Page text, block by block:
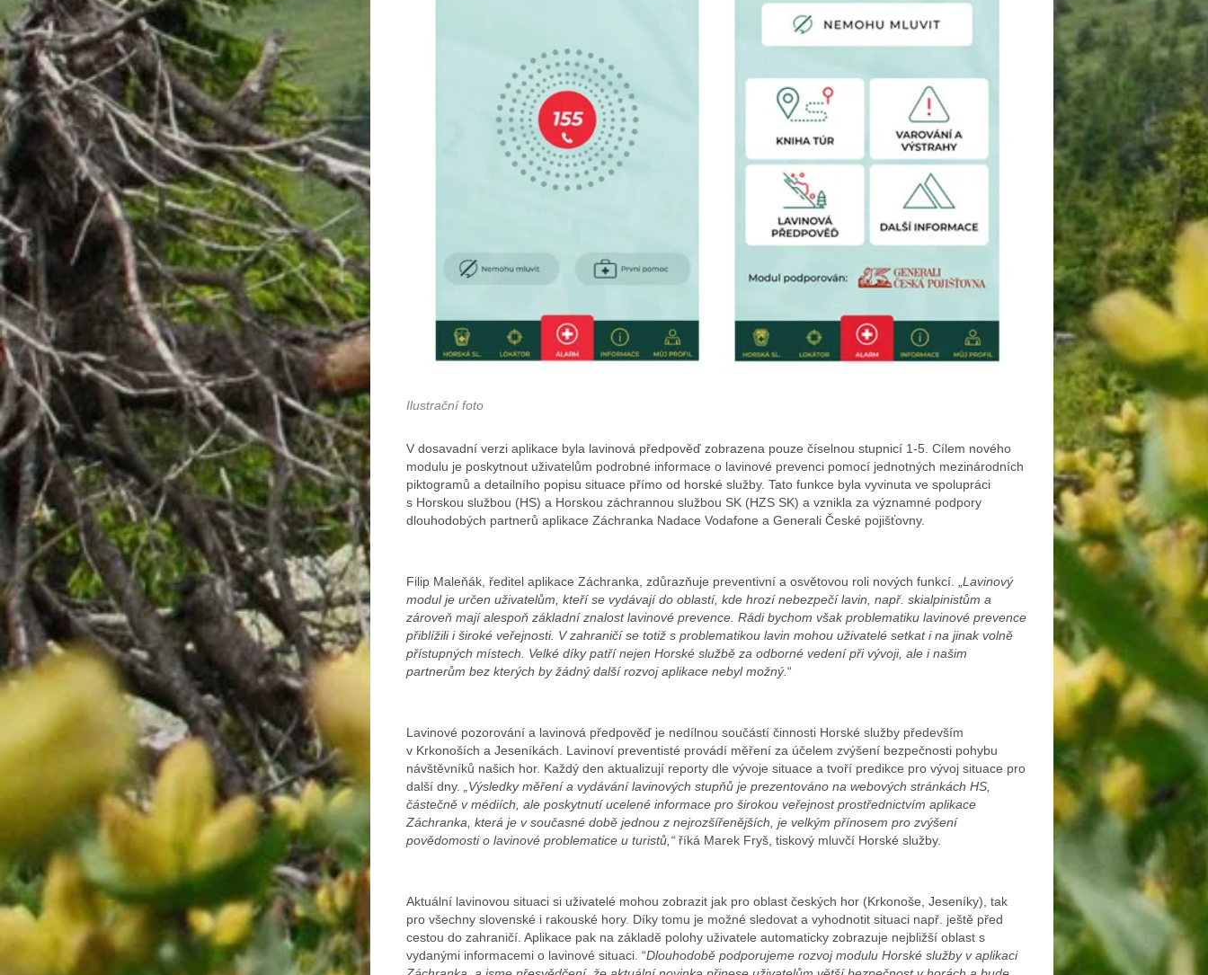
Ilustrační foto
V dosavadní verzi aplikace byla lavinová předpověď zobrazena pouze číselnou stupnicí 1-5. Cílem nového
modulu je poskytnout uživatelům podrobné informace o lavinové prevenci pomocí jednotných mezinárodních
piktogramů a detailního popisu situace přímo od horské služby. Tato funkce byla vyvinuta ve spolupráci
s Horskou službou (HS) a Horskou záchrannou službou SK (HZS SK) a vznikla za významné podpory
dlouhodobých partnerů aplikace Záchranka Nadace Vodafone a Generali České pojišťovny.
Filip Maleňák, ředitel aplikace Záchranka, zdůrazňuje preventivní a osvětovou roli nových funkcí. „ Lavinový
modul je určen uživatelům, kteří se vydávají do oblastí, kde hrozí nebezpečí lavin, např. skialpinistům a
zároveň mají alespoň základní znalost lavinové prevence. Rádi bychom však problematiku lavinové prevence
přiblížili i široké veřejnosti. V zahraničí se totiž s problematikou lavin mohou uživatelé setkat i na jinak volně
přístupných místech. Velké díky patří nejen Horské službě za odborné vedení při vývoji, ale i našim
partnerům bez kterých by žádný další rozvoj aplikace nebyl možný.“
Lavinové pozorování a lavinová předpověď je nedílnou součástí činnosti Horské služby především
v Krkonoších a Jeseníkách. Lavinoví preventisté provádí měření za účelem zvýšení bezpečnosti pohybu
návštěvníků našich hor. Každý den aktualizují reporty dle vývoje situace a tvoří predikce pro vývoj situace pro
další dny. „Výsledky měření a vydávání lavinových stupňů je prezentováno na webových stránkách HS,
částečně v médiích, ale poskytnutí ucelené informace pro širokou veřejnost prostřednictvím aplikace
Záchranka, která je v současné době jednou z nejrozšířenějších, je velkým přínosem pro zvýšení
povědomosti o lavinové problematice u turistů,“ říká Marek Fryš, tiskový mluvčí Horské služby.
Aktuální lavinovou situaci si uživatelé mohou zobrazit jak pro oblast českých hor (Krkonoše, Jeseníky), tak
pro všechny slovenské i rakouské hory. Díky tomu je možné sledovat a vyhodnotit situaci např. ještě před
cestou do zahraničí. Aplikace pak na základě polohy uživatele automaticky zobrazuje nejbližší oblast s
vydanými informacemi o lavinové situaci. “Dlouhodobě podporujeme rozvoj modulu Horské služby v aplikaci